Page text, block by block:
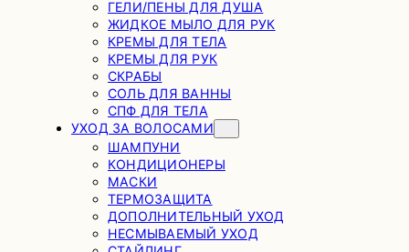
ГЕЛИ/ПЕНЫ ДЛЯ ДУША
ЖИДКОЕ МЫЛО ДЛЯ РУК
КРЕМЫ ДЛЯ ТЕЛА
КРЕМЫ ДЛЯ РУК
СКРАБЫ
СОЛЬ ДЛЯ ВАННЫ
СПФ ДЛЯ ТЕЛА
УХОД ЗА ВОЛОСАМИ
ШАМПУНИ
КОНДИЦИОНЕРЫ
МАСКИ
ТЕРМОЗАЩИТА
ДОПОЛНИТЕЛЬНЫЙ УХОД
НЕСМЫВАЕМЫЙ УХОД